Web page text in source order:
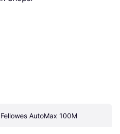
Fellowes AutoMax 100M